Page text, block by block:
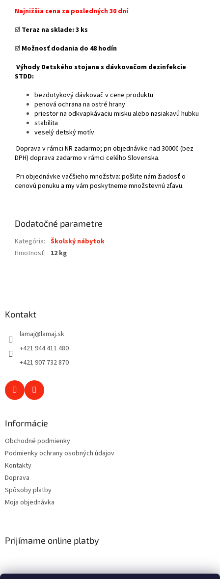
Najnižšia cena za posledných 30 dní
☑️ Teraz na sklade: 3 ks
☑️ Možnosť dodania do 48 hodín
Výhody Detského stojana s dávkovačom dezinfekcie
STDD:
bezdotykový dávkovač v cene produktu
penová ochrana na ostré hrany
priestor na odkvapkávaciu misku alebo nasiakavú hubku
stabilita
veselý detský motív
Doprava v rámci NR zadarmo; pri objednávke nad 3000€ (bez
DPH) doprava zadarmo v rámci celého Slovenska.
Pri objednávke väčšieho množstva: pošlite nám žiadosť o
cenovú ponuku a my vám poskytneme množstevnú zľavu.
Dodatočné parametre
Kategória: Školský nábytok
Hmotnosť: 12 kg
Kontakt
lamaj@lamaj.sk
+421 944 411 480
+421 907 732 870
Informácie
Obchodné podmienky
Podmienky ochrany osobných údajov
Kontakty
Doprava
Spôsoby platby
Moja objednávka
Prijímame online platby